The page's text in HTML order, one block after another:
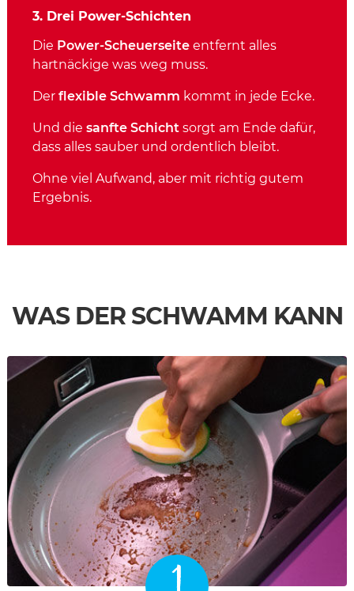
3. Drei Power-Schichten
Die Power-Scheuerseite entfernt alles
hartnäckige was weg muss.
Der flexible Schwamm kommt in jede Ecke.
Und die sanfte Schicht sorgt am Ende dafür,
dass alles sauber und ordentlich bleibt.
Ohne viel Aufwand, aber mit richtig gutem
Ergebnis.
WAS DER SCHWAMM KANN